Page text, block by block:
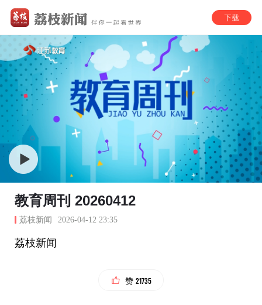
教育周刊 20260412
荔枝新闻 2026-04-12 23:35
荔枝新闻
赞 21735